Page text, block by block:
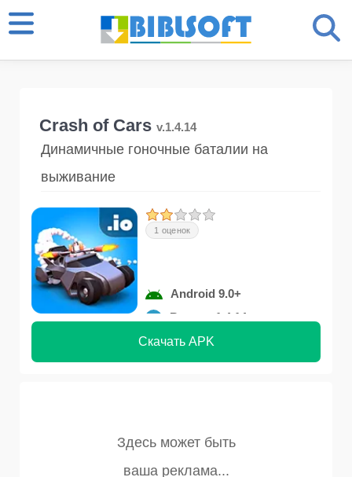
Crash of Cars v.1.4.14
Динамичные гоночные баталии на
выживание
1 оценок
Android 9.0+
Версия 1.4.14
Скачать APK